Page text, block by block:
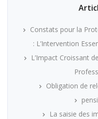
Constats pour la
: L’Intervention
L’Impact Croissant
Obligation de
La saisie des